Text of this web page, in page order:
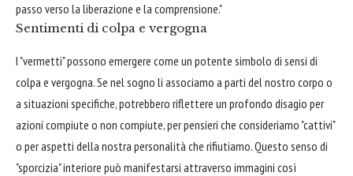
passo verso la liberazione e la comprensione."
Sentimenti di colpa e vergogna
I "vermetti" possono emergere come un potente simbolo di sensi di
colpa e vergogna. Se nel sogno li associamo a parti del nostro corpo o
a situazioni specifiche, potrebbero riflettere un profondo disagio per
azioni compiute o non compiute, per pensieri che consideriamo "cattivi"
o per aspetti della nostra personalità che rifiutiamo. Questo senso di
"sporcizia" interiore può manifestarsi attraverso immagini così